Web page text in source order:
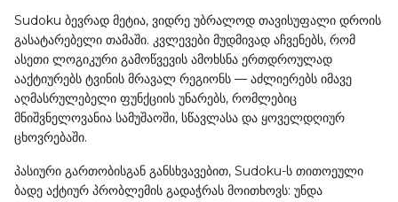
Sudoku ბევრად მეტია, ვიდრე უბრალოდ თავისუფალი დროის
გასატარებელი თამაში. კვლევები მუდმივად აჩვენებს, რომ
ასეთი ლოგიკური გამოწვევის ამოხსნა ერთდროულად
ააქტიურებს ტვინის მრავალ რეგიონს — აძლიერებს იმავე
აღმასრულებელი ფუნქციის უნარებს, რომლებიც
მნიშვნელოვანია სამუშაოში, სწავლასა და ყოველდღიურ
ცხოვრებაში.
პასიური გართობისგან განსხვავებით, Sudoku-ს თითოეული
ბადე აქტიურ პრობლემის გადაჭრას მოითხოვს: უნდა